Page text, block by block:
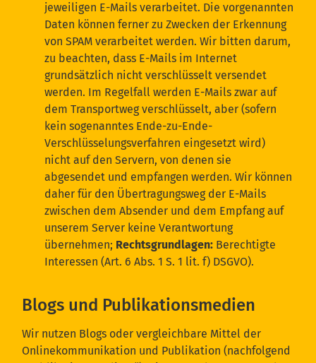
jeweiligen E-Mails verarbeitet. Die vorgenannten
Daten können ferner zu Zwecken der Erkennung
von SPAM verarbeitet werden. Wir bitten darum,
zu beachten, dass E-Mails im Internet
grundsätzlich nicht verschlüsselt versendet
werden. Im Regelfall werden E-Mails zwar auf
dem Transportweg verschlüsselt, aber (sofern
kein sogenanntes Ende-zu-Ende-
Verschlüsselungsverfahren eingesetzt wird)
nicht auf den Servern, von denen sie
abgesendet und empfangen werden. Wir können
daher für den Übertragungsweg der E-Mails
zwischen dem Absender und dem Empfang auf
unserem Server keine Verantwortung
übernehmen; Rechtsgrundlagen: Berechtigte
Interessen (Art. 6 Abs. 1 S. 1 lit. f) DSGVO).
Blogs und Publikationsmedien
Wir nutzen Blogs oder vergleichbare Mittel der
Onlinekommunikation und Publikation (nachfolgend